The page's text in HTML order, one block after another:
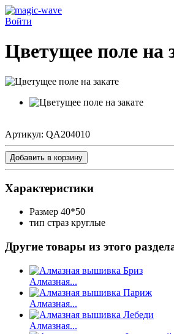
Войти
Цветущее поле на
Артикул: QA204010
Добавить в корзину
Характеристики
Размер 40*50
тип страз круглые
Другие товары из этого
Алмазная...
Алмазная...
Алмазная...